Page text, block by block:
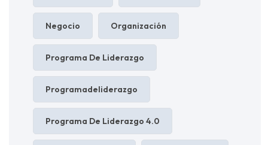
Negocio Organización
Programa De Liderazgo
Programadeliderazgo
Programa De Liderazgo 4.0